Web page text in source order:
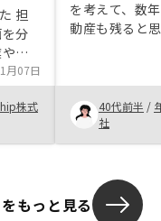
担
分
契
料
、い
行
月07日
株式
を考えて、数
動産も残ると
らも都心でい
す。 40代前半 /
社
もっと見る